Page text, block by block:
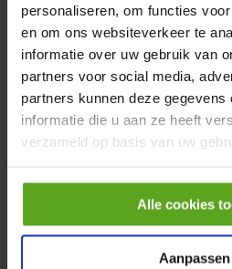
personaliseren, om functies
en om ons websiteverkeer te
informatie over uw gebruik van
partners voor social media,
partners kunnen deze
informatie die u aan ze heeft
verzameld op basis van uw
Alle cookies
Aanpassen
−
Controleer voorraad